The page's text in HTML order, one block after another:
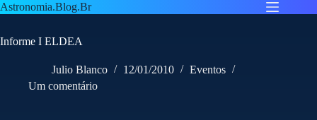
Pular
para
conteúdo
Astronomia.Blog.Br
Informe I ELDEA
Julio Blanco 12/01/2010
Eventos
Um comentário